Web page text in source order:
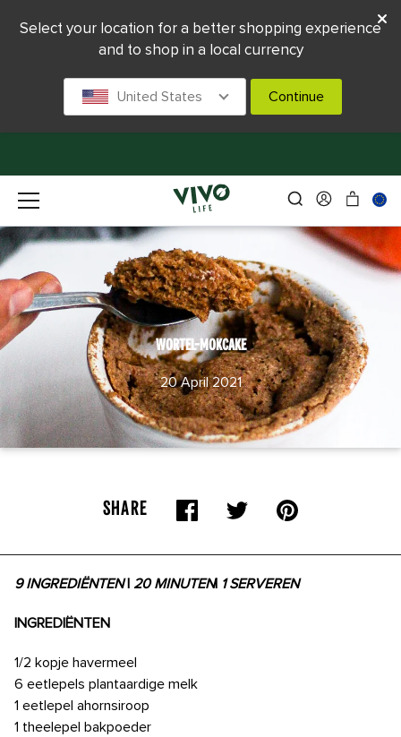
WORTEL-MOKCAKE
20 April 2021
SHARE
9 INGREDIËNTEN | 20 MINUTEN| 1 SERVEREN
INGREDIËNTEN
1/2 kopje havermeel
6 eetlepels plantaardige melk
1 eetlepel ahornsiroop
1 theelepel bakpoeder
Select your location for a better shopping experience
and to shop in a local currency
United States Continue